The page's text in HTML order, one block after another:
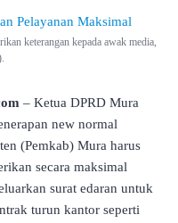
keterangan kepada awak media,
– Ketua DPRD Mura
new normal
(Pemkab) Mura harus
secara maksimal
surat edaran untuk
turun kantor seperti